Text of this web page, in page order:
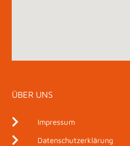
ÜBER UNS
Impressum
Datenschutzerklärung